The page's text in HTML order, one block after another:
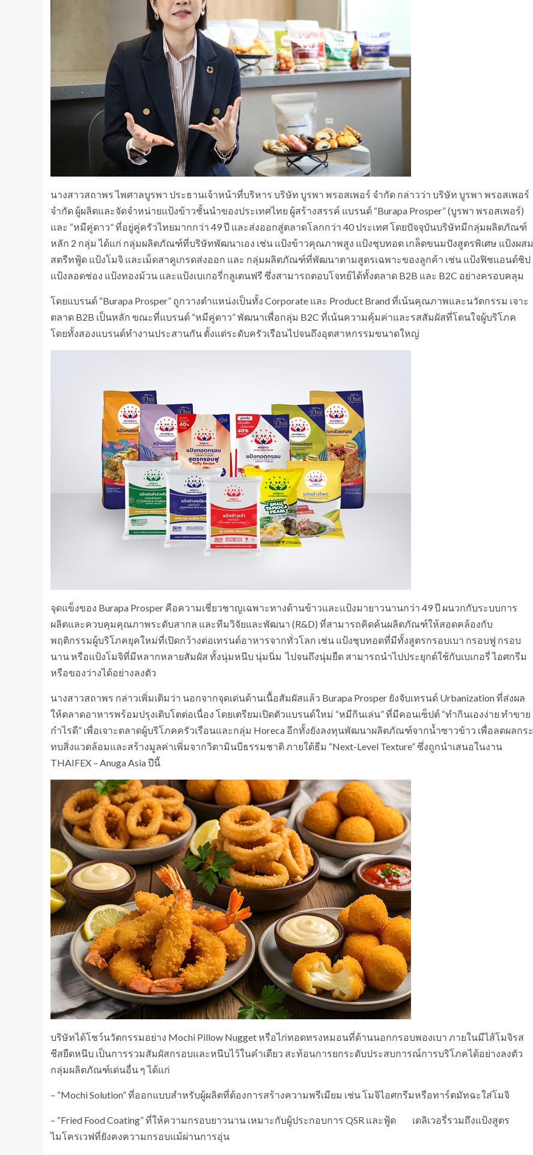
นางสาวสถาพร ไพศาลบูรพา ประธานเจ้าหน้าที่บริหาร บริษัท บูรพา พรอสเพอร์ จำกัด กล่าวว่า บริษัท บูรพา พรอสเพอร์
จำกัด ผู้ผลิตและจัดจำหน่ายแป้งข้าวชั้นนำของประเทศไทย ผู้สร้างสรรค์ แบรนด์ “Burapa Prosper” (บูรพา พรอสเพอร์)
และ “หมีคู่ดาว” ที่อยู่คู่ครัวไทยมากกว่า 49 ปี และส่งออกสู่ตลาดโลกกว่า 40 ประเทศ โดยปัจจุบันบริษัทมีกลุ่มผลิตภัณฑ์
หลัก 2 กลุ่ม ได้แก่ กลุ่มผลิตภัณฑ์ที่บริษัทพัฒนาเอง เช่น แป้งข้าวคุณภาพสูง แป้งชุบทอด เกล็ดขนมปังสูตรพิเศษ แป้งผสม
สตรีทฟู้ด แป้งโมจิ และเม็ดสาคูเกรดส่งออก และ กลุ่มผลิตภัณฑ์ที่พัฒนาตามสูตรเฉพาะของลูกค้า เช่น แป้งฟิชแอนด์ชิป
แป้งลอดช่อง แป้งทองม้วน และแป้งเบเกอรี่กลูเตนฟรี ซึ่งสามารถตอบโจทย์ได้ทั้งตลาด B2B และ B2C อย่างครอบคลุม
โดยแบรนด์ “Burapa Prosper” ถูกวางตำแหน่งเป็นทั้ง Corporate และ Product Brand ที่เน้นคุณภาพและนวัตกรรม เจาะ
ตลาด B2B เป็นหลัก ขณะที่แบรนด์ “หมีคู่ดาว” พัฒนาเพื่อกลุ่ม B2C ที่เน้นความคุ้มค่าและรสสัมผัสที่โดนใจผู้บริโภค
โดยทั้งสองแบรนด์ทำงานประสานกัน ตั้งแต่ระดับครัวเรือนไปจนถึงอุตสาหกรรมขนาดใหญ่
จุดแข็งของ Burapa Prosper คือความเชี่ยวชาญเฉพาะทางด้านข้าวและแป้งมายาวนานกว่า 49 ปี ผนวกกับระบบการ
ผลิตและควบคุมคุณภาพระดับสากล และทีมวิจัยและพัฒนา (R&D) ที่สามารถคิดค้นผลิตภัณฑ์ให้สอดคล้องกับ
พฤติกรรมผู้บริโภคยุคใหม่ที่เปิดกว้างต่อเทรนด์อาหารจากทั่วโลก เช่น แป้งชุบทอดที่มีทั้งสูตรกรอบเบา กรอบฟู กรอบ
นาน หรือแป้งโมจิที่มีหลากหลายสัมผัส ทั้งนุ่มหนึบ นุ่มนิ่ม ไปจนถึงนุ่มยืด สามารถนำไปประยุกต์ใช้กับเบเกอรี่ ไอศกรีม
หรือของว่างได้อย่างลงตัว
นางสาวสถาพร กล่าวเพิ่มเติมว่า นอกจากจุดเด่นด้านเนื้อสัมผัสแล้ว Burapa Prosper ยังจับเทรนด์ Urbanization ที่ส่งผล
ให้ตลาดอาหารพร้อมปรุงเติบโตต่อเนื่อง โดยเตรียมเปิดตัวแบรนด์ใหม่ “หมีกินเล่น” ที่มีคอนเซ็ปต์ “ทำกินเองง่าย ทำขาย
กำไรดี” เพื่อเจาะตลาดผู้บริโภคครัวเรือนและกลุ่ม Horeca อีกทั้งยังลงทุนพัฒนาผลิตภัณฑ์จากน้ำซาวข้าว เพื่อลดผลกระ
ทบสิ่งแวดล้อมและสร้างมูลค่าเพิ่มจากวิตามินบีธรรมชาติ ภายใต้ธีม “Next-Level Texture” ซึ่งถูกนำเสนอในงาน
THAIFEX – Anuga Asia ปีนี้
บริษัทได้โชว์นวัตกรรมอย่าง Mochi Pillow Nugget หรือไก่ทอดทรงหมอนที่ด้านนอกกรอบพองเบา ภายในมีไส้โมจิรส
ชีสยืดหนึบ เป็นการรวมสัมผัสกรอบและหนึบไว้ในคำเดียว สะท้อนการยกระดับประสบการณ์การบริโภคได้อย่างลงตัว
กลุ่มผลิตภัณฑ์เด่นอื่น ๆ ได้แก่
– “Mochi Solution” ที่ออกแบบสำหรับผู้ผลิตที่ต้องการสร้างความพรีเมียม เช่น โมจิไอศกรีมหรือทาร์ตมัทฉะใส่โมจิ
– “Fried Food Coating” ที่ให้ความกรอบยาวนาน เหมาะกับผู้ประกอบการ QSR และฟู้ด เดลิเวอรี่รวมถึงแป้งสูตร
ไมโครเวฟที่ยังคงความกรอบแม้ผ่านการอุ่น